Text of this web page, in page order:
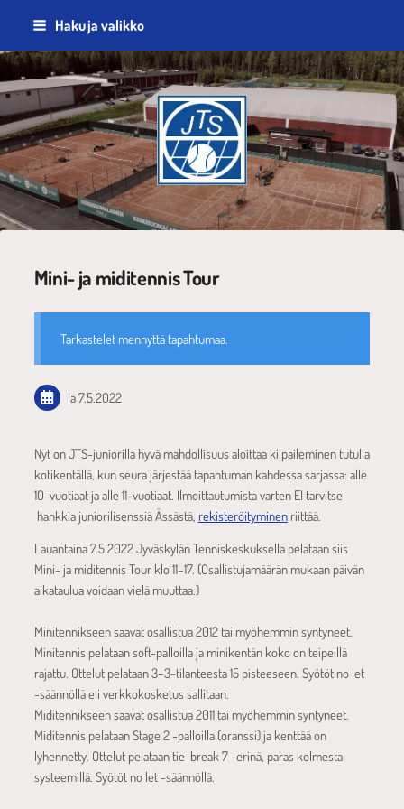
Siirry
sisältöön
Haku ja valikko
Jyväskylän Tennisseura ry
Mini- ja miditennis Tour
Tarkastelet mennyttä tapahtumaa.
la 7.5.2022
Nyt on JTS-juniorilla hyvä mahdollisuus aloittaa kilpaileminen tutulla
kotikentällä, kun seura järjestää tapahtuman kahdessa sarjassa: alle
10-vuotiaat ja alle 11-vuotiaat. Ilmoittautumista varten EI tarvitse
hankkia juniorilisenssiä Ässästä, rekisteröityminenriittää.
Lauantaina 7.5.2022 Jyväskylän Tenniskeskuksella pelataan siis
Mini- ja miditennis Tour klo 11–17. (Osallistujamäärän mukaan päivän
aikataulua voidaan vielä muuttaa.)
Minitennikseen saavat osallistua 2012 tai myöhemmin syntyneet.
Minitennis pelataan soft-palloilla ja minikentän koko on teipeillä
rajattu. Ottelut pelataan 3–3-tilanteesta 15 pisteeseen. Syötöt no let
-säännöllä eli verkkokosketus sallitaan.
Miditennikseen saavat osallistua 2011 tai myöhemmin syntyneet.
Miditennis pelataan Stage 2 -palloilla (oranssi) ja kenttää on
lyhennetty. Ottelut pelataan tie-break 7 -erinä, paras kolmesta
systeemillä. Syötöt no let -säännöllä.